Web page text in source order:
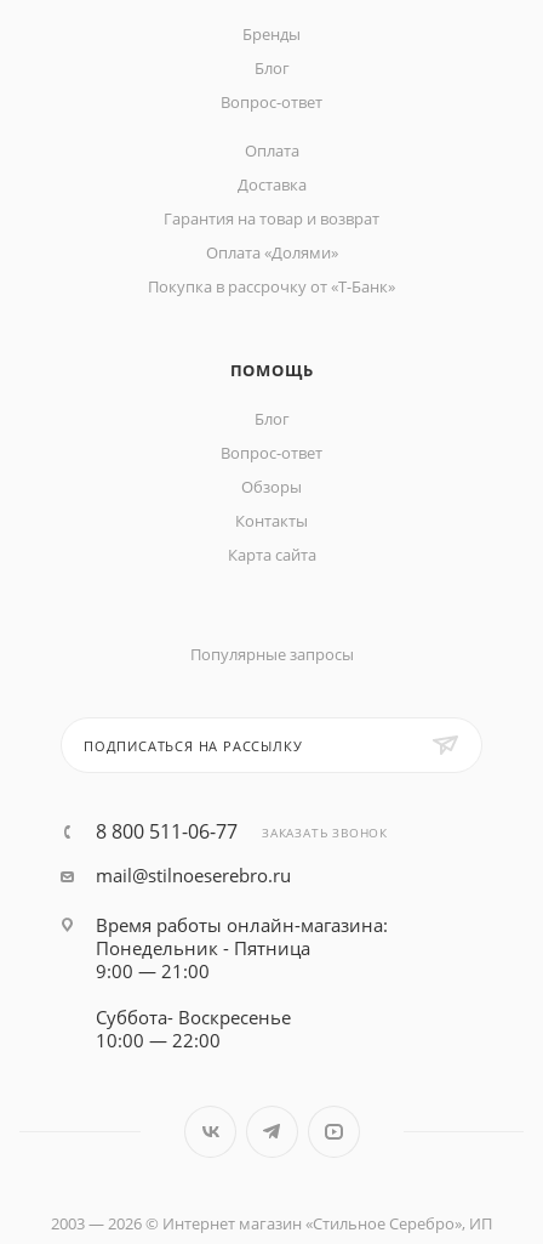
Бренды
Блог
Вопрос-ответ
Оплата
Доставка
Гарантия на товар и возврат
Оплата «Долями»
Покупка в рассрочку от «Т-Банк»
ПОМОЩЬ
Блог
Вопрос-ответ
Обзоры
Контакты
Карта сайта
Популярные запросы
ПОДПИСАТЬСЯ НА РАССЫЛКУ
8 800 511-06-77 ЗАКАЗАТЬ ЗВОНОК
mail@stilnoeserebro.ru
Время работы онлайн-магазина:
Понедельник - Пятница
9:00 — 21:00
Суббота- Воскресенье
10:00 — 22:00
2003 — 2026 © Интернет магазин «Стильное Серебро», ИП